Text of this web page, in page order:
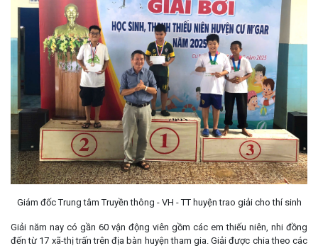
Giám đốc Trung tâm Truyền thông - VH - TT huyện trao giải cho thí sinh
Giải năm nay có gần 60 vận động viên gồm các em thiếu niên, nhi đồng
đến từ 17 xã-thị trấn trên địa bàn huyện tham gia. Giải được chia theo các